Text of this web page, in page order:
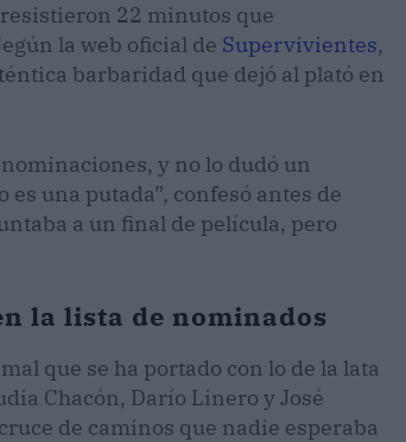
22 minutos que
la web oficial de Supervivientes,
barbaridad que dejó al plató en
y no lo dudó un
una putada”, confesó antes de
a un final de película, pero
la lista de nominados
que se ha portado con lo de la lata
Chacón, Darío Linero y José
de caminos que nadie esperaba